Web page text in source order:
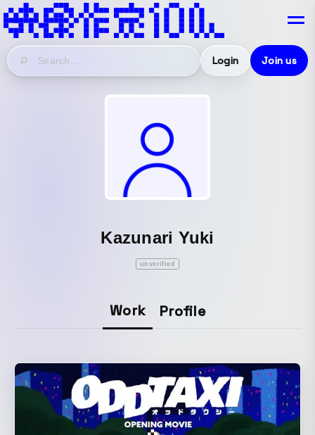
Login Join us
Kazunari Yuki
unverified
Work Profile